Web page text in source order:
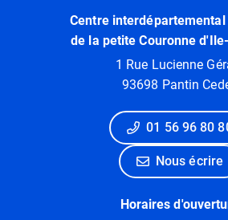
Centre
de la petite Couronne
1 Rue Lucienne
93698 Pantin
01 56 96 80
Nous écrire
Horaires